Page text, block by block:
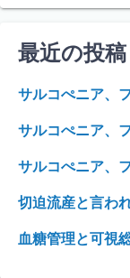
最近の投稿
サルコぺニア、
サルコぺニア、
サルコぺニア、
切迫流産と言わ
血糖管理と可視